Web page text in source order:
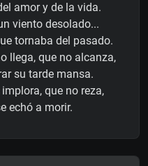
amor y de la vida.
viento desolado...
tornaba del pasado.
llega, que no alcanza,
su tarde mansa.
que no reza,
echó a morir.